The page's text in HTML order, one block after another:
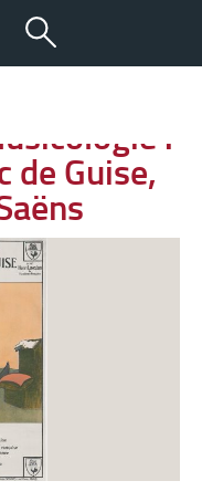
aA - +
:
de Guise,